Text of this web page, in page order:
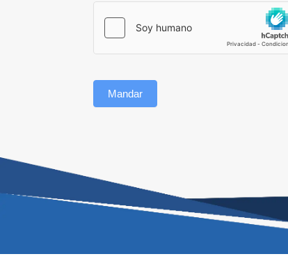
Mandar